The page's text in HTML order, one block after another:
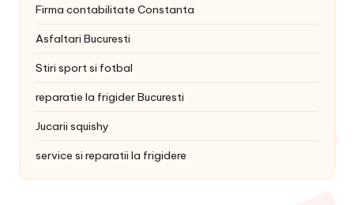
Firma contabilitate Constanta
Asfaltari Bucuresti
Stiri sport si fotbal
reparatie la frigider Bucuresti
Jucarii squishy
service si reparatii la frigidere